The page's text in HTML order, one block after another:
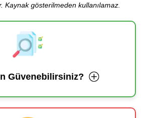
Kaynak gösterilmeden kullanılamaz.
Güvenebilirsiniz?